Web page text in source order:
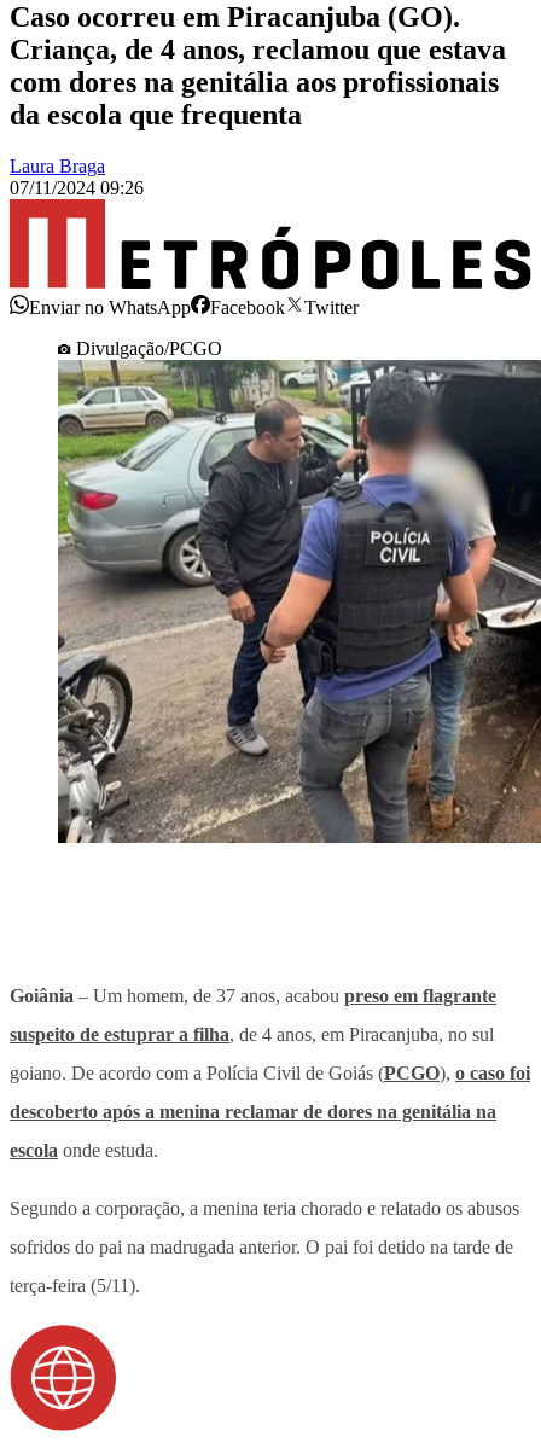
Caso ocorreu em Piracanjuba (GO).
Criança, de 4 anos, reclamou que estava
com dores na genitália aos profissionais
da escola que frequenta
Laura Braga
07/11/2024 09:26
Enviar no WhatsApp Facebook
Twitter
Divulgação/PCGO
Goiânia – Um homem, de 37 anos, acabou preso em flagrante
suspeito de estuprar a filha, de 4 anos, em Piracanjuba, no sul
goiano. De acordo com a Polícia Civil de Goiás (PCGO), o caso foi
descoberto após a menina reclamar de dores na genitália na
escola onde estuda.
Segundo a corporação, a menina teria chorado e relatado os abusos
sofridos do pai na madrugada anterior. O pai foi detido na tarde de
terça-feira (5/11).